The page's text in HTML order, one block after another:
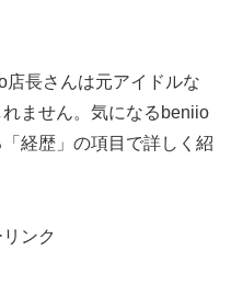
長さんは元アイドルな
ません。気になるbeniio
経歴」の項目で詳しく紹
ンク